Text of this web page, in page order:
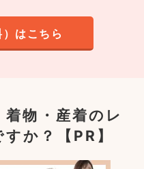
はこちら
着物・産着のレ
か？【PR】